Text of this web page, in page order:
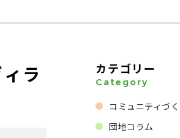
ラ カテゴリー
Category
コミュニティづく
団地コラム